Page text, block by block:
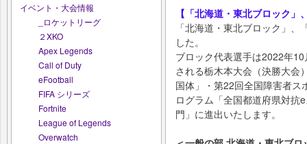
イベント・大会情報
_ロケットリーグ
２XKO
Apex Legends
Call of Duty
eFootball
FIFA シリーズ
Fortnite
League of Legends
Overwatch
【「北海道・東北ブロック
「北海道・東北ブロック」
した。
ブロック代表選手は2022年
される栃木本大会（決勝大会
国体」・第22回全国障害者ス
ログラム「全国都道府県対抗
門」に進出いたします。